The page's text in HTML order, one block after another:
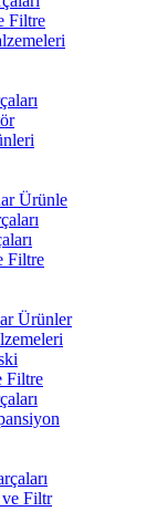
Filtre
Ürünle
Filtre
Ürünler
Filtre
Filtr